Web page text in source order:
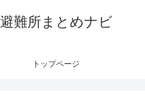
避難所まとめナビ
トップページ